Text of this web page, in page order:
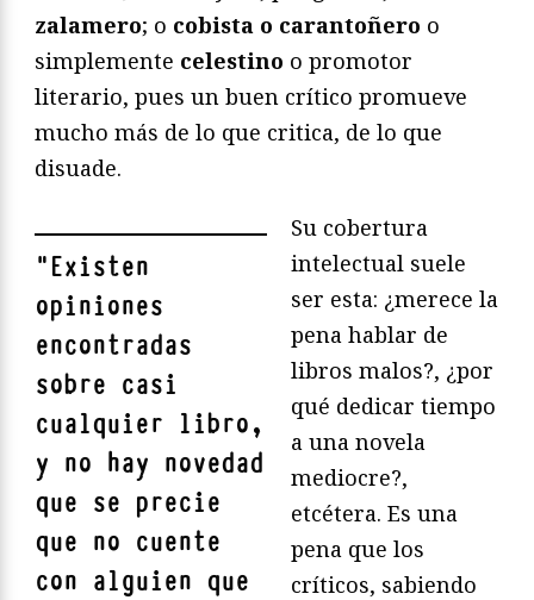
zalamero; o cobista o carantoñero o
simplemente celestino o promotor
literario, pues un buen crítico promueve
mucho más de lo que critica, de lo que
disuade.
"Existen
opiniones
encontradas
sobre casi
cualquier libro,
y no hay novedad
que se precie
que no cuente
con alguien que
Su cobertura
intelectual suele
ser esta: ¿merece la
pena hablar de
libros malos?, ¿por
qué dedicar tiempo
a una novela
mediocre?,
etcétera. Es una
pena que los
críticos, sabiendo